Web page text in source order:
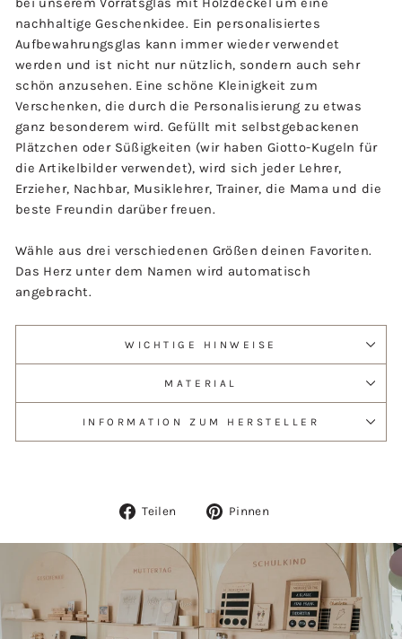
bei unserem Vorratsglas mit Holzdeckel um eine
nachhaltige Geschenkidee. Ein personalisiertes
Aufbewahrungsglas kann immer wieder verwendet
werden und ist nicht nur nützlich, sondern auch sehr
schön anzusehen. Eine schöne Kleinigkeit zum
Verschenken, die durch die Personalisierung zu etwas
ganz besonderem wird. Gefüllt mit selbstgebackenen
Plätzchen oder Süßigkeiten (wir haben Giotto-Kugeln für
die Artikelbilder verwendet), wird sich jeder Lehrer,
Erzieher, Nachbar, Musiklehrer, Trainer, die Mama und die
beste Freundin darüber freuen.
Wähle aus drei verschiedenen Größen deinen Favoriten.
Das Herz unter dem Namen wird automatisch
angebracht.
WICHTIGE HINWEISE
MATERIAL
INFORMATION ZUM HERSTELLER
Teilen
Auf
Pinnen